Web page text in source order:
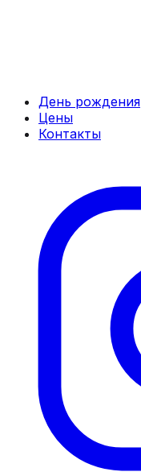
День рождения
Цены
Контакты